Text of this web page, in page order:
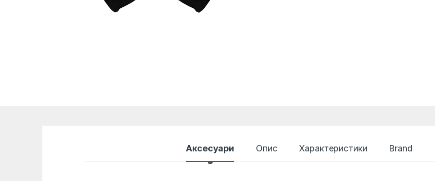
Аксесуари Опис Характеристики Brand